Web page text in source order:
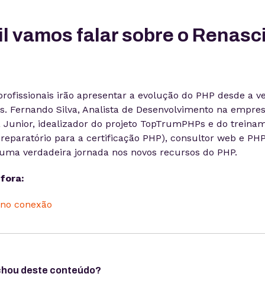
vamos falar sobre o
irão apresentar a evolução do PHP desde a
Fernando Silva, Analista de Desenvolvimento na
Junior, idealizador do projeto TopTrumPHPs e do
para a certificação PHP), consultor web e
verdadeira jornada nos novos recursos do PHP.
deste conteúdo?